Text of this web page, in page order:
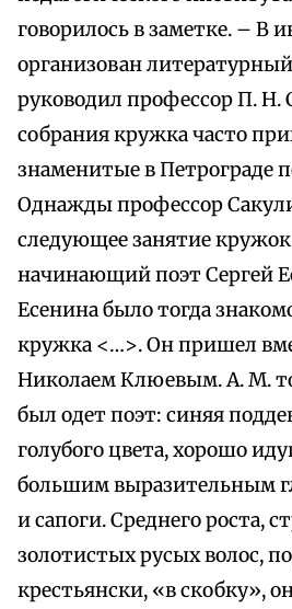
говорилось в заметке. – В
организован
руководил профессор П. Н.
собрания кружка часто
знаменитые в Петрограде
Однажды профессор
следующее занятие
начинающий поэт Сергей
Есенина было тогда
кружка <…>. Он пришел
Николаем Клюевым. А. М.
был одет поэт: синяя
голубого цвета, хорошо
большим выразительным
и сапоги. Среднего роста,
золотистых русых волос,
крестьянски, «в скобку»,